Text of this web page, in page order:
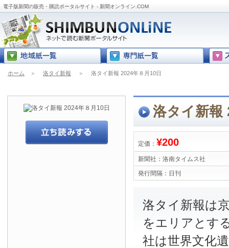
電子版新聞の販売・購読ポータルサイト - 新聞オンライン.COM
ホーム ＞ 洛タイ新報 ＞ 洛タイ新報 2024年８月10日
洛タイ新報
定価： ¥200
新聞社： 洛南タイムス社
発行間隔： 日刊
洛タイ新報は
をエリアとす
社は世界文化